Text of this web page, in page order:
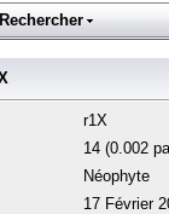
Rechercher
r1X
14 (0.002
Néophyte
17 Février